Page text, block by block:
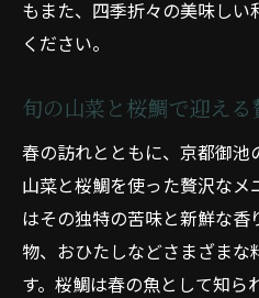
もまた、四季折々の美味し
ください。
旬の山菜と桜鯛で迎え
春の訪れとともに、京都御
山菜と桜鯛を使った贅沢な
はその独特の苦味と新鮮な
物、おひたしなどさまざま
す。桜鯛は春の魚として知ら